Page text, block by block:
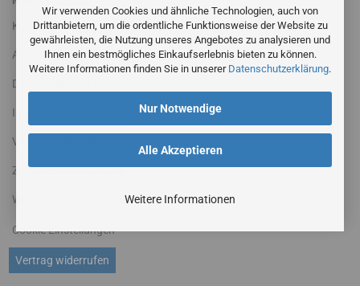
Wir verwenden Cookies und ähnliche Technologien, auch von
Drittanbietern, um die ordentliche Funktionsweise der Website zu
gewährleisten, die Nutzung unseres Angebotes zu analysieren und
Ihnen ein bestmögliches Einkaufserlebnis bieten zu können.
Weitere Informationen finden Sie in unserer Datenschutzerklärung.
Alle Akzeptieren
Nur Notwendige
Weitere Informationen
Kontakt
AGB
Datenschutzerklärung
Impressum
Versandinformationen
Zahlungsbedingungen
Widerrufsrecht & Widerrufsformular
Vertrag widerrufen
Cookie Einstellungen